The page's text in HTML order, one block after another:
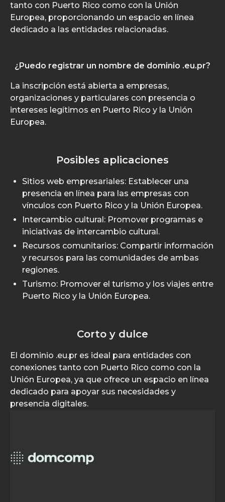
tanto con Puerto Rico como con la Unión
Europea, proporcionando un espacio en línea
dedicado a las entidades relacionadas.
¿Puedo registrar un nombre de dominio .eu.pr?
La inscripción está abierta a empresas,
organizaciones y particulares con presencia o
intereses legítimos en Puerto Rico y la Unión
Europea.
Posibles aplicaciones
Sitios web empresariales: Establecer una
presencia en línea para las empresas con
vínculos con Puerto Rico y la Unión Europea.
Intercambio cultural: Promover programas e
iniciativas de intercambio cultural.
Recursos comunitarios: Compartir información
y recursos para las comunidades de ambas
regiones.
Turismo: Promover el turismo y los viajes entre
Puerto Rico y la Unión Europea.
Corto y dulce
El dominio .eu.pr es ideal para entidades con
conexiones tanto con Puerto Rico como con la
Unión Europea, ya que ofrece un espacio en línea
dedicado para apoyar sus necesidades y
presencia digitales.